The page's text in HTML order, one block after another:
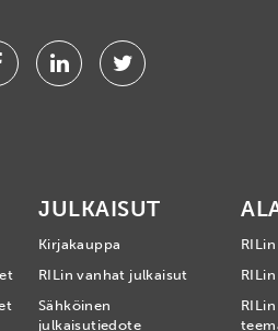
LinkedinTwitter
JULKAISUT
Kirjakauppa
RILin vanhat julkaisut
Sähköinen
julkaisutiedote